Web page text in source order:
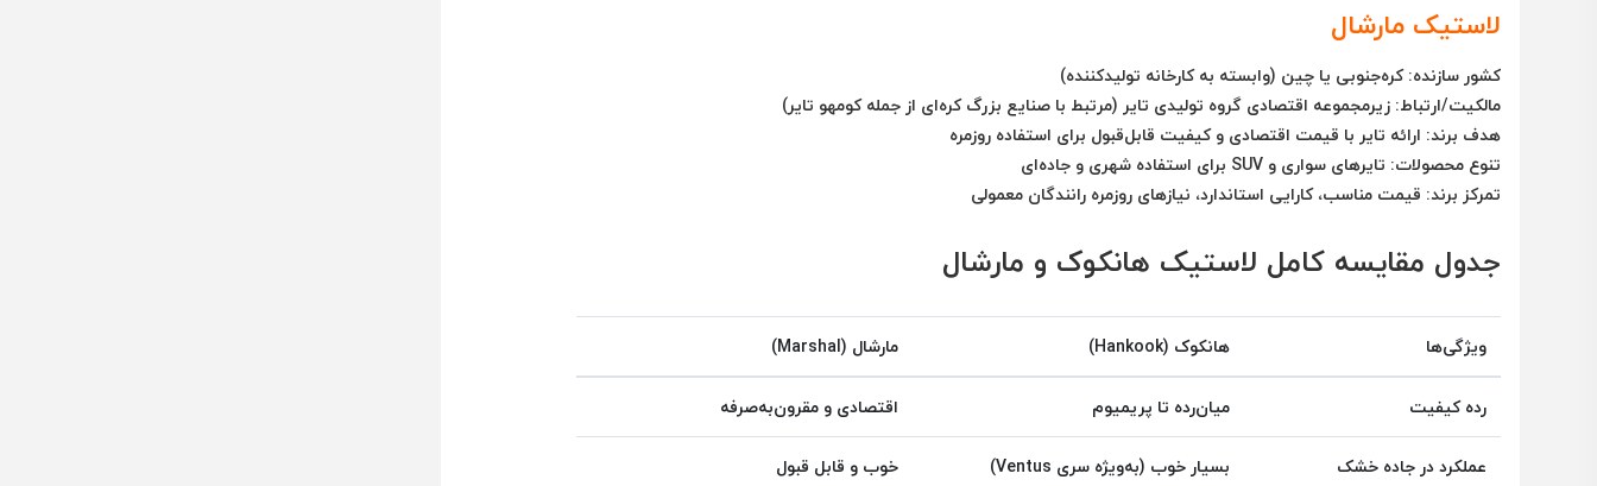
لاستیک مارشال
کشور سازنده: کره‌جنوبی یا چین (وابسته به کارخانه تولیدکننده)
مالکیت/ارتباط: زیرمجموعه اقتصادی گروه تولیدی تایر (مرتبط با صنایع بزرگ کره‌ای از جمله کومهو تایر)
هدف برند: ارائه تایر با قیمت اقتصادی و کیفیت قابل‌قبول برای استفاده روزمره
تنوع محصولات: تایرهای سواری و SUV برای استفاده شهری و جاده‌ای
تمرکز برند: قیمت مناسب، کارایی استاندارد، نیازهای روزمره رانندگان معمولی
جدول مقایسه کامل لاستیک هانکوک و مارشال
ویژگی‌ها هانکوک (Hankook) مارشال (Marshal)
رده کیفیت میان‌رده تا پریمیوم
اقتصادی و مقرون‌به‌صرفه
عملکرد در جاده خشک
بسیار خوب (به‌ویژه سری Ventus)
خوب و قابل قبول